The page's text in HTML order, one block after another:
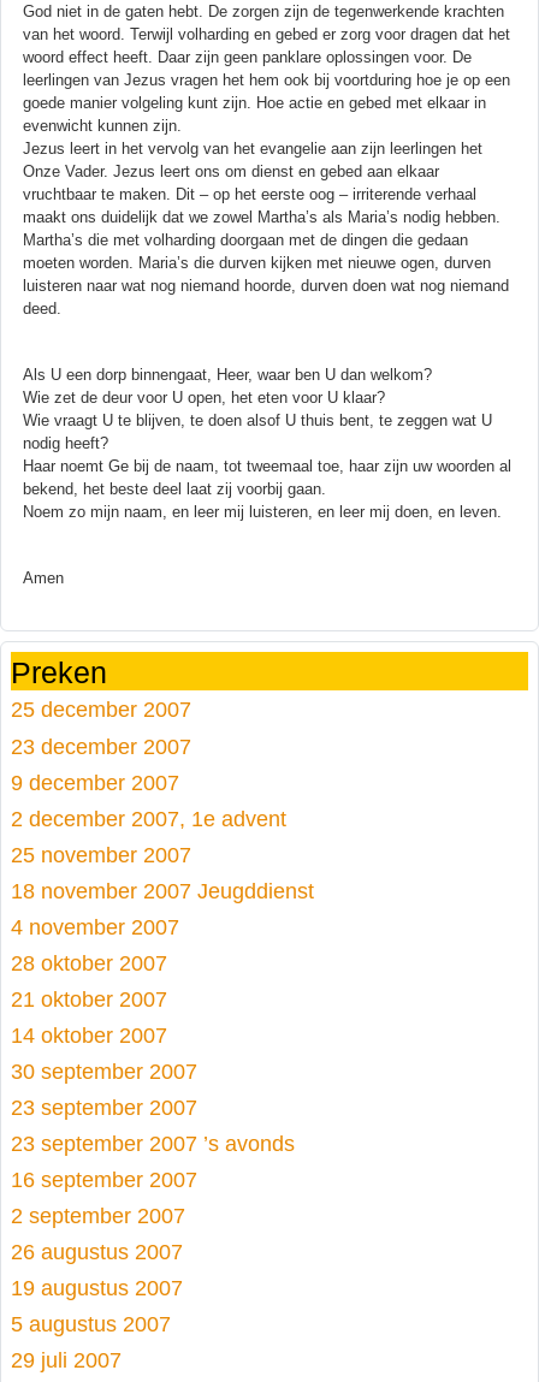
God niet in de gaten hebt. De zorgen zijn de tegenwerkende krachten
van het woord. Terwijl volharding en gebed er zorg voor dragen dat het
woord effect heeft. Daar zijn geen panklare oplossingen voor. De
leerlingen van Jezus vragen het hem ook bij voortduring hoe je op een
goede manier volgeling kunt zijn. Hoe actie en gebed met elkaar in
evenwicht kunnen zijn.
Jezus leert in het vervolg van het evangelie aan zijn leerlingen het
Onze Vader. Jezus leert ons om dienst en gebed aan elkaar
vruchtbaar te maken. Dit – op het eerste oog – irriterende verhaal
maakt ons duidelijk dat we zowel Martha’s als Maria’s nodig hebben.
Martha’s die met volharding doorgaan met de dingen die gedaan
moeten worden. Maria’s die durven kijken met nieuwe ogen, durven
luisteren naar wat nog niemand hoorde, durven doen wat nog niemand
deed.
Als U een dorp binnengaat, Heer, waar ben U dan welkom?
Wie zet de deur voor U open, het eten voor U klaar?
Wie vraagt U te blijven, te doen alsof U thuis bent, te zeggen wat U
nodig heeft?
Haar noemt Ge bij de naam, tot tweemaal toe, haar zijn uw woorden al
bekend, het beste deel laat zij voorbij gaan.
Noem zo mijn naam, en leer mij luisteren, en leer mij doen, en leven.
Amen
Preken
25 december 2007
23 december 2007
9 december 2007
2 december 2007, 1e advent
25 november 2007
18 november 2007 Jeugddienst
4 november 2007
28 oktober 2007
21 oktober 2007
14 oktober 2007
30 september 2007
23 september 2007
23 september 2007 ’s avonds
16 september 2007
2 september 2007
26 augustus 2007
19 augustus 2007
5 augustus 2007
29 juli 2007